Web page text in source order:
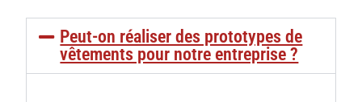
Peut-on réaliser des prototypes de
vêtements pour notre entreprise ?